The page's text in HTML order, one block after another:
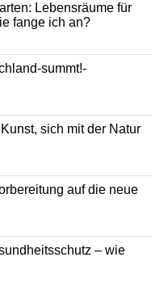
Lebensräume für
fange ich an?
summt!-
sich mit der Natur
auf die neue
– wie